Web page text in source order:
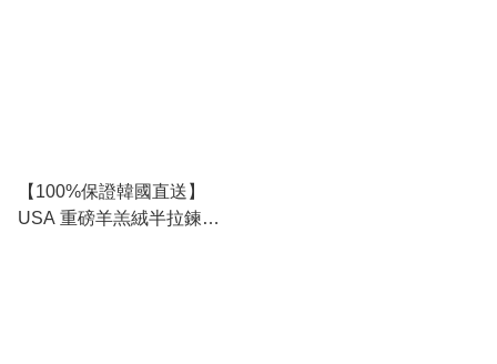
【100%保證韓國直送】
USA 重磅羊羔絨半拉鍊